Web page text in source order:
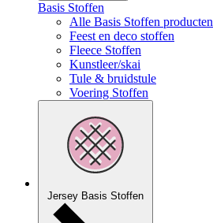
Basis Stoffen
Alle Basis Stoffen producten
Feest en deco stoffen
Fleece Stoffen
Kunstleer/skai
Tule & bruidstule
Voering Stoffen
Jersey Basis Stoffen